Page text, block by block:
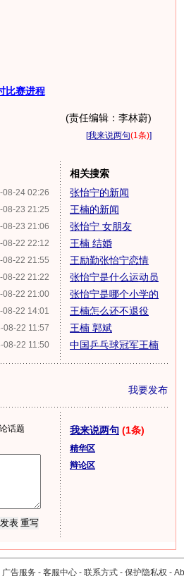
比赛进程
(责任编辑：李林蔚)
[我来说两句(1条)]
08-24 02:26
08-23 21:25
08-23 21:06
08-22 22:12
08-22 21:55
08-22 21:22
08-22 21:00
08-22 14:01
08-22 11:57
08-22 11:50
相关搜索
张怡宁的新闻
王楠的新闻
张怡宁 女朋友
王楠 结婚
王励勤张怡宁恋情
张怡宁是什么运动员
张怡宁是哪个小学的
王楠怎么还不退役
王楠 郭斌
中国乒乓球冠军王楠
我要发布
话题
我来说两句 (1条)
精华区
辩论区
广告服务 - 客服中心 - 联系方式 - 保护隐私权 -